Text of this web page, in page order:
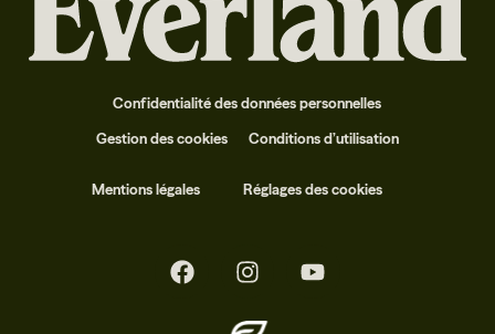
Confidentialité des données personnelles
Gestion des cookies
Conditions d’utilisation
Mentions légales Réglages des cookies